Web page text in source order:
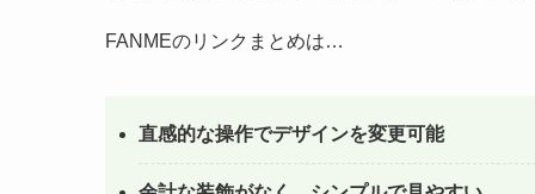
FANMEのリンクまとめは…
直感的な操作でデザインを変更可能